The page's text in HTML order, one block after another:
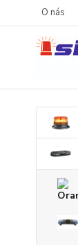
O nás